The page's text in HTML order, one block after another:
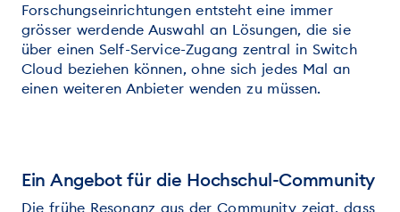
Forschungseinrichtungen entsteht eine immer
grösser werdende Auswahl an Lösungen, die sie
über einen Self-Service-Zugang zentral in Switch
Cloud beziehen können, ohne sich jedes Mal an
einen weiteren Anbieter wenden zu müssen.
Ein Angebot für die Hochschul-Community
Die frühe Resonanz aus der Community zeigt, dass